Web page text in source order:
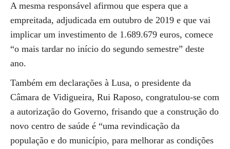
A mesma responsável afirmou que espera que a
empreitada, adjudicada em outubro de 2019 e que vai
implicar um investimento de 1.689.679 euros, comece
“o mais tardar no início do segundo semestre” deste
ano.
Também em declarações à Lusa, o presidente da
Câmara de Vidigueira, Rui Raposo, congratulou-se com
a autorização do Governo, frisando que a construção do
novo centro de saúde é “uma revindicação da
população e do município, para melhorar as condições